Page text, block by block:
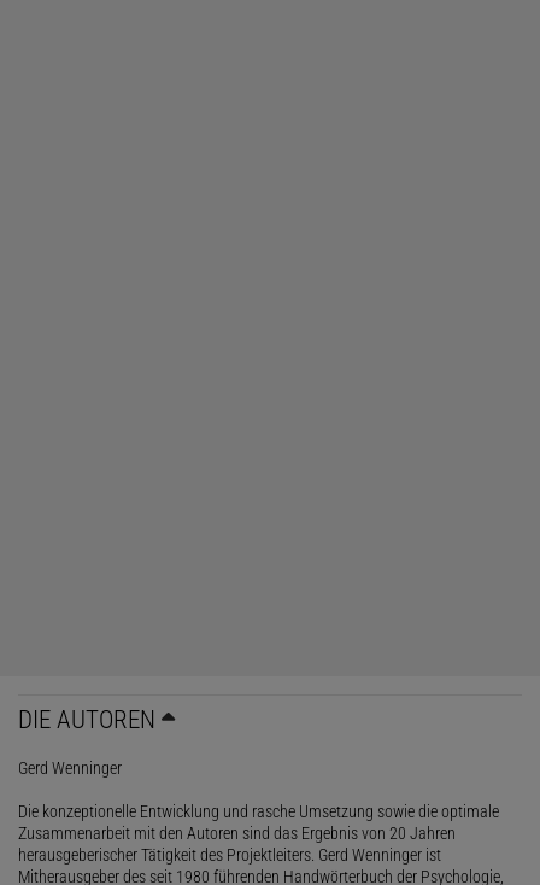
DIE AUTOREN
Gerd Wenninger
Die konzeptionelle Entwicklung und rasche Umsetzung sowie die optimale
Zusammenarbeit mit den Autoren sind das Ergebnis von 20 Jahren
herausgeberischer Tätigkeit des Projektleiters. Gerd Wenninger ist
Mitherausgeber des seit 1980 führenden Handwörterbuch der Psychologie,